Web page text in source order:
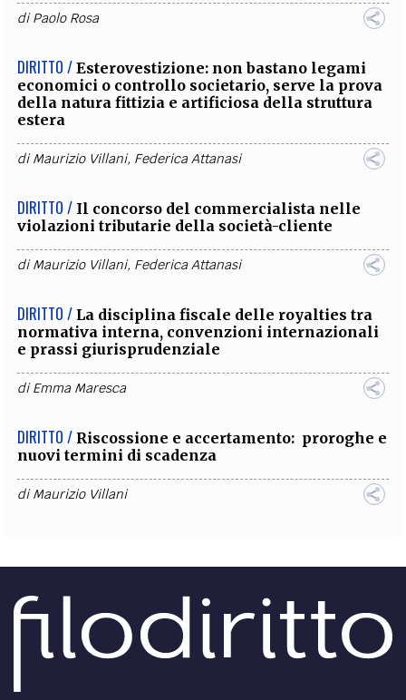
diPaolo Rosa
DIRITTO / Esterovestizione: non bastano legami
economici o controllo societario, serve la prova
della natura fittizia e artificiosa della struttura
estera
diMaurizio Villani, Federica Attanasi
DIRITTO / Il concorso del commercialista nelle
violazioni tributarie della società-cliente
diMaurizio Villani, Federica Attanasi
DIRITTO / La disciplina fiscale delle royalties tra
normativa interna, convenzioni internazionali
e prassi giurisprudenziale
diEmma Maresca
DIRITTO / Riscossione e accertamento: proroghe e
nuovi termini di scadenza
diMaurizio Villani